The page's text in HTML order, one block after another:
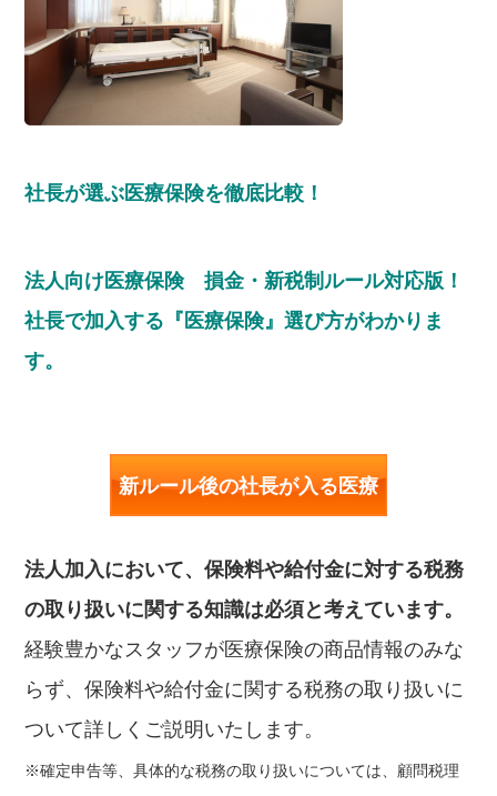
社長が選ぶ医療保険を徹底比較！
法人向け医療保険 損金・新税制ルール対応版！
社長で加入する『医療保険』選び方がわかりま
す。
新ルール後の社長が入る医療
法人加入において、保険料や給付金に対する税務
の取り扱いに関する知識は必須と考えています。
経験豊かなスタッフが医療保険の商品情報のみな
らず、保険料や給付金に関する税務の取り扱いに
ついて詳しくご説明いたします。
※確定申告等、具体的な税務の取り扱いについては、顧問税理